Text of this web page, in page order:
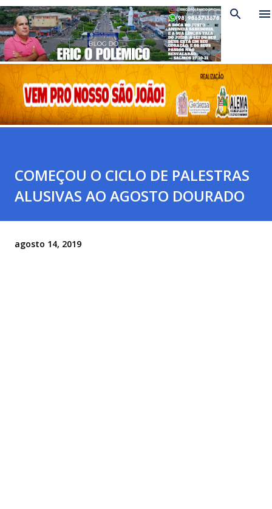
Pular para o conteúdo principal
COMEÇOU O CICLO DE PALESTRAS
ALUSIVAS AO AGOSTO DOURADO
agosto 14, 2019